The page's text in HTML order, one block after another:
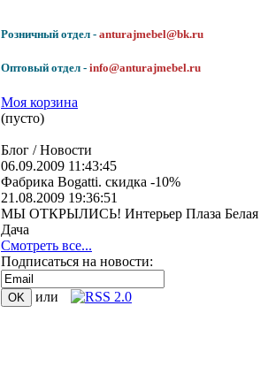
Розничный отдел - anturajmebel@bk.ru
Оптовый отдел - info@anturajmebel.ru
Моя корзина
(пусто)
Блог / Новости
06.09.2009 11:43:45
Фабрика Bogatti. скидка -10%
21.08.2009 19:36:51
МЫ ОТКРЫЛИСЬ! Интерьер Плаза Белая
Дача
Смотреть все...
Подписаться на новости:
или